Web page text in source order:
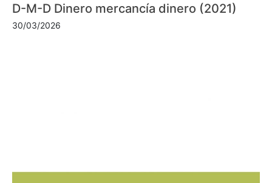
D-M-D Dinero mercancía dinero (2021)
30/03/2026